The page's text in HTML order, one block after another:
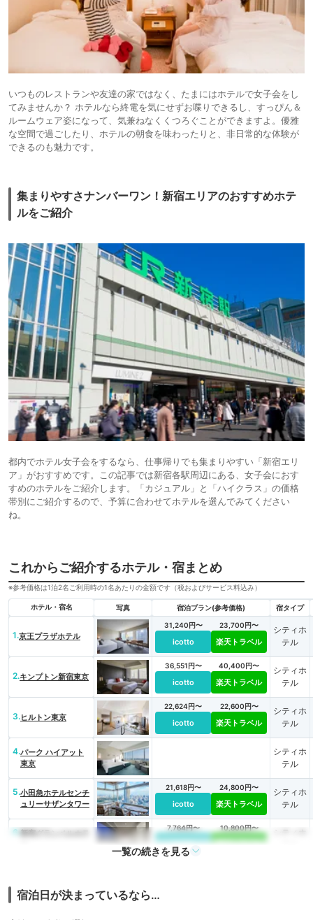
いつものレストランや友達の家ではなく、たまにはホテルで女子会をし
てみませんか？ ホテルなら終電を気にせずお喋りできるし、すっぴん＆
ルームウェア姿になって、気兼ねなくくつろぐことができますよ。優雅
な空間で過ごしたり、ホテルの朝食を味わったりと、非日常的な体験が
できるのも魅力です。
集まりやすさナンバーワン！新宿エリアのおすすめホテ
ルをご紹介
都内でホテル女子会をするなら、仕事帰りでも集まりやすい「新宿エリ
ア」がおすすめです。この記事では新宿各駅周辺にある、女子会におす
すめのホテルをご紹介します。「カジュアル」と「ハイクラス」の価格
帯別にご紹介するので、予算に合わせてホテルを選んでみてください
ね。
これからご紹介するホテル・宿まとめ
※参考価格は1泊2名ご利用時の1名あたりの金額です（税およびサービス料込み）
ホテル・宿名 写真 宿泊プラン(参考価格) 宿タイプ
1.京王プラザホテル
31,240円〜
icotto
23,700円〜
楽天トラベル
シティホ
テル
2.キンプトン新宿東京
36,551円〜
icotto
40,400円〜
楽天トラベル
シティホ
テル
3.ヒルトン東京
22,624円〜
icotto
22,600円〜
楽天トラベル
シティホ
テル
4.パーク ハイアット
東京
シティホ
テル
5.小田急ホテルセンチ
ュリーサザンタワー
21,618円〜
icotto
24,800円〜
楽天トラベル
シティホ
テル
6. 新宿グランベルホテ
7,764円〜
icotto
10,800円〜
楽天トラベル
シティホ
ア
一覧の続きを見る
宿泊日が決まっているなら…